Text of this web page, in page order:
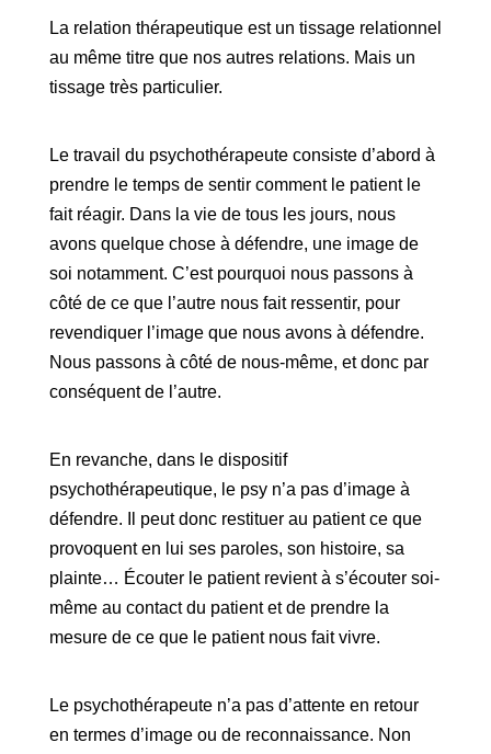
La relation thérapeutique est un tissage relationnel
au même titre que nos autres relations. Mais un
tissage très particulier.
Le travail du psychothérapeute consiste d’abord à
prendre le temps de sentir comment le patient le
fait réagir. Dans la vie de tous les jours, nous
avons quelque chose à défendre, une image de
soi notamment. C’est pourquoi nous passons à
côté de ce que l’autre nous fait ressentir, pour
revendiquer l’image que nous avons à défendre.
Nous passons à côté de nous-même, et donc par
conséquent de l’autre.
En revanche, dans le dispositif
psychothérapeutique, le psy n’a pas d’image à
défendre. Il peut donc restituer au patient ce que
provoquent en lui ses paroles, son histoire, sa
plainte… Écouter le patient revient à s’écouter soi-
même au contact du patient et de prendre la
mesure de ce que le patient nous fait vivre.
Le psychothérapeute n’a pas d’attente en retour
en termes d’image ou de reconnaissance. Non